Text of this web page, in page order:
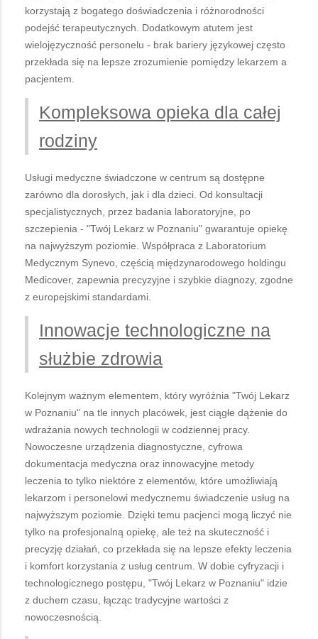
korzystają z bogatego doświadczenia i różnorodności
podejść terapeutycznych. Dodatkowym atutem jest
wielojęzyczność personelu - brak bariery językowej często
przekłada się na lepsze zrozumienie pomiędzy lekarzem a
pacjentem.
Kompleksowa opieka dla całej
rodziny
Usługi medyczne świadczone w centrum są dostępne
zarówno dla dorosłych, jak i dla dzieci. Od konsultacji
specjalistycznych, przez badania laboratoryjne, po
szczepienia - "Twój Lekarz w Poznaniu" gwarantuje opiekę
na najwyższym poziomie. Współpraca z Laboratorium
Medycznym Synevo, częścią międzynarodowego holdingu
Medicover, zapewnia precyzyjne i szybkie diagnozy, zgodne
z europejskimi standardami.
Innowacje technologiczne na
służbie zdrowia
Kolejnym ważnym elementem, który wyróżnia "Twój Lekarz
w Poznaniu" na tle innych placówek, jest ciągłe dążenie do
wdrażania nowych technologii w codziennej pracy.
Nowoczesne urządzenia diagnostyczne, cyfrowa
dokumentacja medyczna oraz innowacyjne metody
leczenia to tylko niektóre z elementów, które umożliwiają
lekarzom i personelowi medycznemu świadczenie usług na
najwyższym poziomie. Dzięki temu pacjenci mogą liczyć nie
tylko na profesjonalną opiekę, ale też na skuteczność i
precyzję działań, co przekłada się na lepsze efekty leczenia
i komfort korzystania z usług centrum. W dobie cyfryzacji i
technologicznego postępu, "Twój Lekarz w Poznaniu" idzie
z duchem czasu, łącząc tradycyjne wartości z
nowoczesnością.